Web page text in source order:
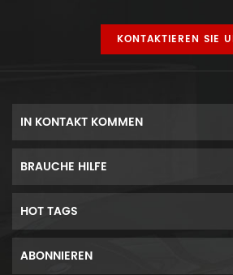
KONTAKTIEREN SIE
IN KONTAKT KOMMEN
BRAUCHE HILFE
HOT TAGS
ABONNIEREN